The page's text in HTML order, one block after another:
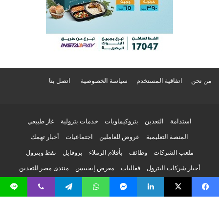
من نحن اتفاقية المستخدم سياسة الخصوصية اتصل بنا
استدامة التعدين بتروكيماويات خدمات بترولية غاز طبيعي
المنصة التعليمية عروض للعاملين اجتماعيات أخبار تهمك
ملعب الشركات وظائف بأقلام الزملاء بروفايل نفط وبترول
أخبار شركات البترول فعاليات معرض إيجيبس منتدى مصر للتعدين
وزارة البترول أخبار بتروتريد بترونيوز فيديو
دليل شركات البترول والطاقة في مصر فيسبوك ‫X لينكدإن ماسنجر واتساب تيلقرام ڤايبر لاين